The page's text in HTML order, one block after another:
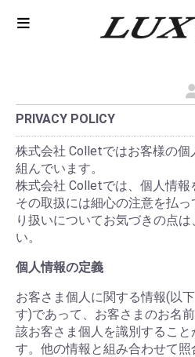
PRIVACY POLICY
株式会社 Colletではお客様の個
組んでいます。
株式会社 Colletでは、個人情報
その取扱には細心の注意を払
り扱いについてお気づきの点
い。
個人情報の定義
お客さま個人に関する情報(以
す)であって、お客さまのお名
該お客さま個人を識別すること
す。他の情報と組み合わせて